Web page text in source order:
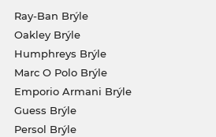
Ray-Ban Brýle
Oakley Brýle
Humphreys Brýle
Marc O Polo Brýle
Emporio Armani Brýle
Guess Brýle
Persol Brýle